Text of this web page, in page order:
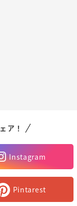
ア！
Instagram
Pintarest